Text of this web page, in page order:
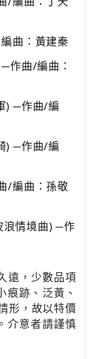
編曲：黃建秦
─作曲/編曲：
)─作曲/編
)─作曲/編
/編曲：孫敬
浪情境曲)─作
遠，少數品項
痕跡、泛黃、
形，故以特價
。介意者請謹慎